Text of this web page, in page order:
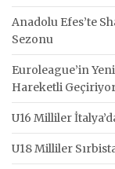
Anadolu Efes’te
Sezonu
Euroleague’in
Hareketli
U16 Milliler
U18 Milliler